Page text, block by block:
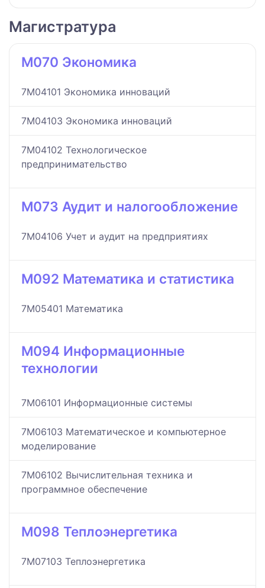
Магистратура
M070 Экономика
7M04101 Экономика инноваций
7M04103 Экономика инноваций
7M04102 Технологическое
предпринимательство
M073 Аудит и налогообложение
7M04106 Учет и аудит на предприятиях
M092 Математика и статистика
7M05401 Математика
M094 Информационные
технологии
7M06101 Информационные системы
7M06103 Математическое и компьютерное
моделирование
7M06102 Вычислительная техника и
программное обеспечение
M098 Теплоэнергетика
7M07103 Теплоэнергетика